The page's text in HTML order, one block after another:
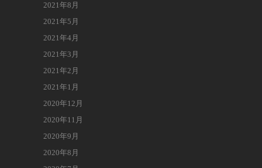
2021年8月
2021年5月
2021年4月
2021年3月
2021年2月
2021年1月
2020年12月
2020年11月
2020年9月
2020年8月